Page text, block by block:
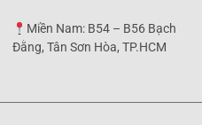
Miền Nam: B54 – B56 Bạch
Đằng, Tân Sơn Hòa, TP.HCM